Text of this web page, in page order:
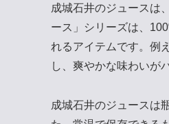
成城石井のジュースは
ース」シリーズは、
れるアイテムです。例
し、爽やかな味わいが
成城石井のジュースは